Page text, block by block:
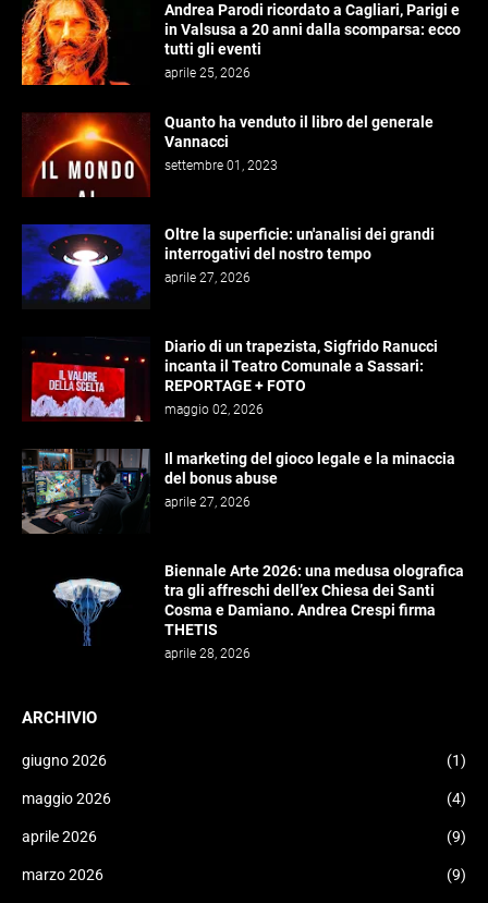
Andrea Parodi ricordato a Cagliari, Parigi e
in Valsusa a 20 anni dalla scomparsa: ecco
tutti gli eventi
aprile 25, 2026
Quanto ha venduto il libro del generale
Vannacci
settembre 01, 2023
Oltre la superficie: un'analisi dei grandi
interrogativi del nostro tempo
aprile 27, 2026
Diario di un trapezista, Sigfrido Ranucci
incanta il Teatro Comunale a Sassari:
REPORTAGE + FOTO
maggio 02, 2026
Il marketing del gioco legale e la minaccia
del bonus abuse
aprile 27, 2026
Biennale Arte 2026: una medusa olografica
tra gli affreschi dell’ex Chiesa dei Santi
Cosma e Damiano. Andrea Crespi firma
THETIS
aprile 28, 2026
ARCHIVIO
giugno 2026 (1)
maggio 2026 (4)
aprile 2026 (9)
marzo 2026 (9)